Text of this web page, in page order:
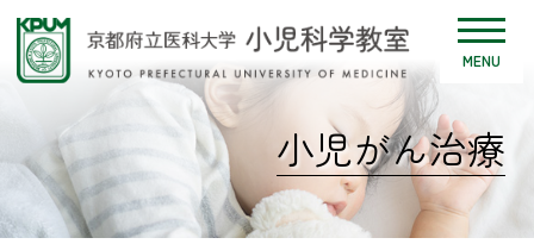
MENU
小児がん治療